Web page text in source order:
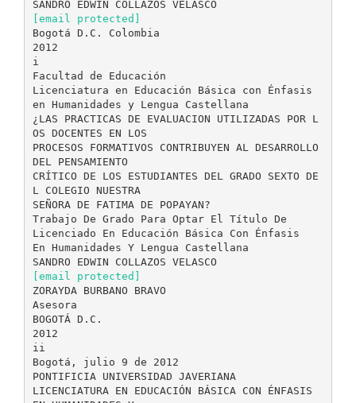
[email protected]
Bogotá D.C. Colombia
2012
i
Facultad de Educación
Licenciatura en Educación Básica con Énfasis
en Humanidades y Lengua Castellana
¿LAS PRACTICAS DE EVALUACION UTILIZADAS POR L
OS DOCENTES EN LOS
PROCESOS FORMATIVOS CONTRIBUYEN AL DESARROLLO
DEL PENSAMIENTO
CRÍTICO DE LOS ESTUDIANTES DEL GRADO SEXTO DE
L COLEGIO NUESTRA
SEÑORA DE FATIMA DE POPAYAN?
Trabajo De Grado Para Optar El Título De
Licenciado En Educación Básica Con Énfasis
En Humanidades Y Lengua Castellana
[email protected]